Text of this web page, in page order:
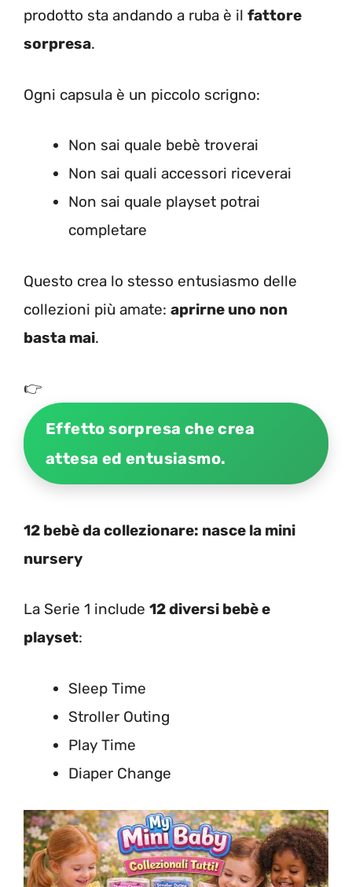
prodotto sta andando a ruba è il fattore
sorpresa.
Ogni capsula è un piccolo scrigno:
Non sai quale bebè troverai
Non sai quali accessori riceverai
Non sai quale playset potrai
completare
Questo crea lo stesso entusiasmo delle
collezioni più amate: aprirne uno non
basta mai.
👉
Effetto sorpresa che crea
attesa ed entusiasmo.
12 bebè da collezionare: nasce la mini
nursery
La Serie 1 include 12 diversi bebè e
playset:
Sleep Time
Stroller Outing
Play Time
Diaper Change